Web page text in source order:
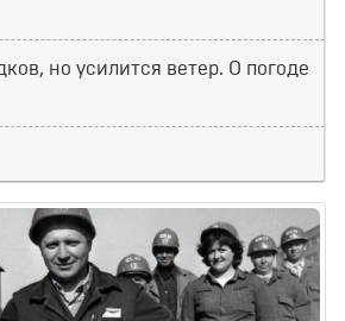
но усилится ветер. О погоде